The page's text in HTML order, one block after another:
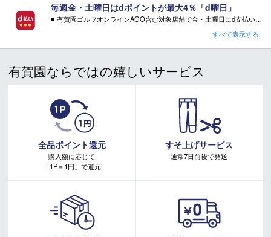
＊店頭在庫と共有をしております。タイミングにより完売す
る場合がございます。
＊当WEBサイトにてビンディングを同時購入及びお持込みの
場合、取付工賃は無料です。
＊商品に質問などある場合は、ご購入前にショップまでお問
い合わせください。
毎週金・土曜日はdポイントが最大4％「d曜日」
■ 有賀園ゴルフオンラインAGO含む対象店舗で金・土曜日にd支払いをすると
■ キャンペーン期間：毎週 金・土曜日 AM 0:00 - PM 23:59
注意事項：
・有賀園ポイントの獲得には別途ログイン/新規登録が必要です。
・本特典は予告なく変更・中止させて頂く場合があります。
・本キャンペーンの特典を受ける場合、ドコモ専用ページでエントリーが必要です。
詳しくはこちらをご確認ください。
キャンペーンページ
すべて表示する
有賀園ならではの嬉しいサービス
全品ポイント還元
購入額に応じて
「1P＝1円」で還元
すそ上げサービス
通常7日前後で発送